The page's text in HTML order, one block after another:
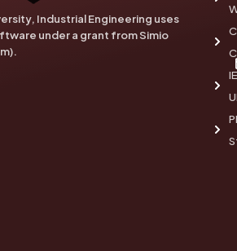
Industrial Engineering uses
under a grant from Simio
IE
PI